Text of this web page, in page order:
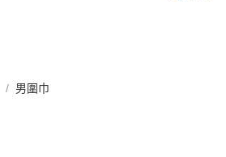
男圍巾